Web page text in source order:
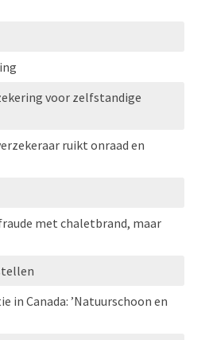
voor zelfstandige
ruikt onraad en
met chaletbrand, maar
in Canada: ’Natuurschoon en